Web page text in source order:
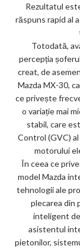
Rezultatul
răspuns rapid al
Totodată,
percepția
creat, de
Mazda MX-30,
ce privește
o variație mai
stabil, care
Control (GVC)
motorului
În ceea ce
model Mazda
tehnologii ale
plecarea din
inteligent
asistentul
pietonilor,